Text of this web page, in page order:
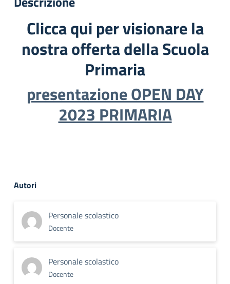
Clicca qui per visionare la
nostra offerta della Scuola
Primaria
presentazione OPEN DAY
2023 PRIMARIA
Autori
Personale scolastico
Docente
Personale scolastico
Docente